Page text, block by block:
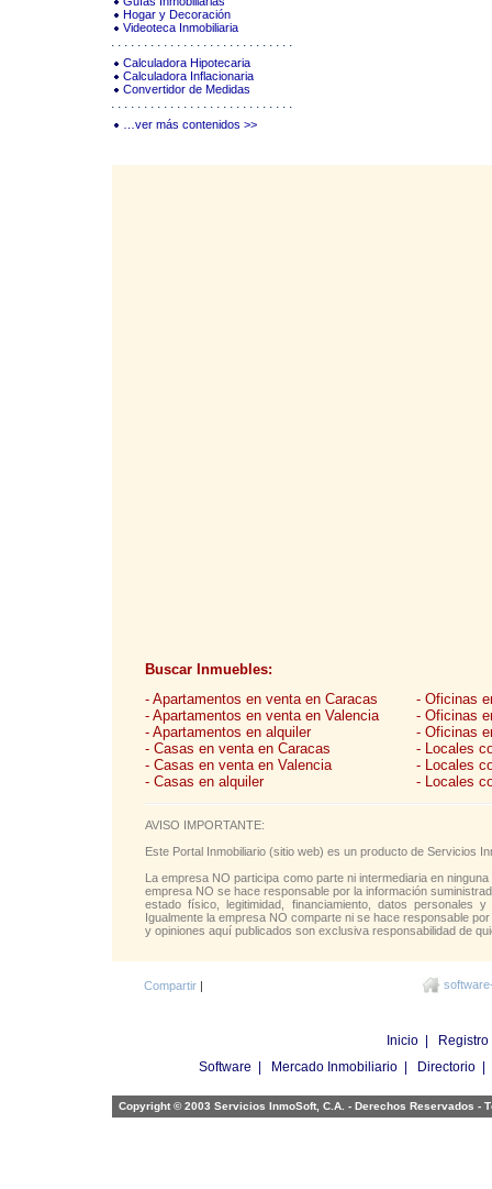
Hogar y Decoración
Videoteca Inmobiliaria
Calculadora Hipotecaria
Calculadora Inflacionaria
Convertidor de Medidas
…ver más contenidos >>
Buscar Inmuebles:
- Apartamentos en venta en Caracas
- Apartamentos en venta en Valencia
- Apartamentos en alquiler
- Casas en venta en Caracas
- Casas en venta en Valencia
- Casas en alquiler
- Oficinas
- Oficinas
- Oficinas
- Locales
- Locales
- Locales
AVISO IMPORTANTE:
Este Portal Inmobiliario (sitio web) es un producto de Servicios
La empresa NO participa como parte ni intermediaria en
empresa NO se hace responsable por la información
estado físico, legitimidad, financiamiento, datos personales
Igualmente la empresa NO comparte ni se hace responsable
y opiniones aquí publicados son exclusiva responsabilidad de
Compartir |
Inicio Registro
Software
Mercado Inmobiliario Directorio
Copyright © 2003 Servicios InmoSoft, C.A. - Derechos Reservados -